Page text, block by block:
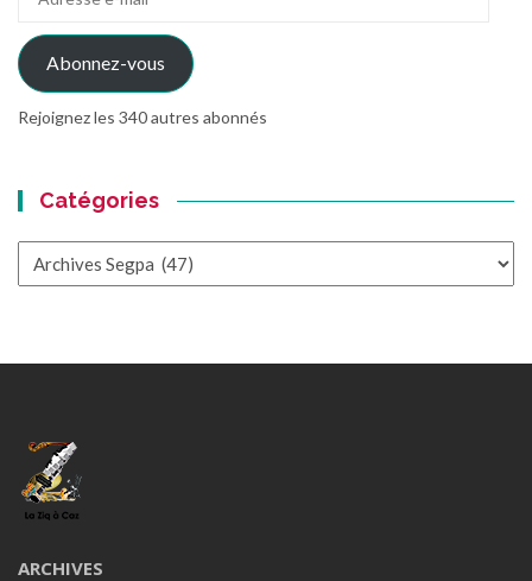
mail
Abonnez-vous
Rejoignez les 340 autres abonnés
Catégories
ARCHIVES